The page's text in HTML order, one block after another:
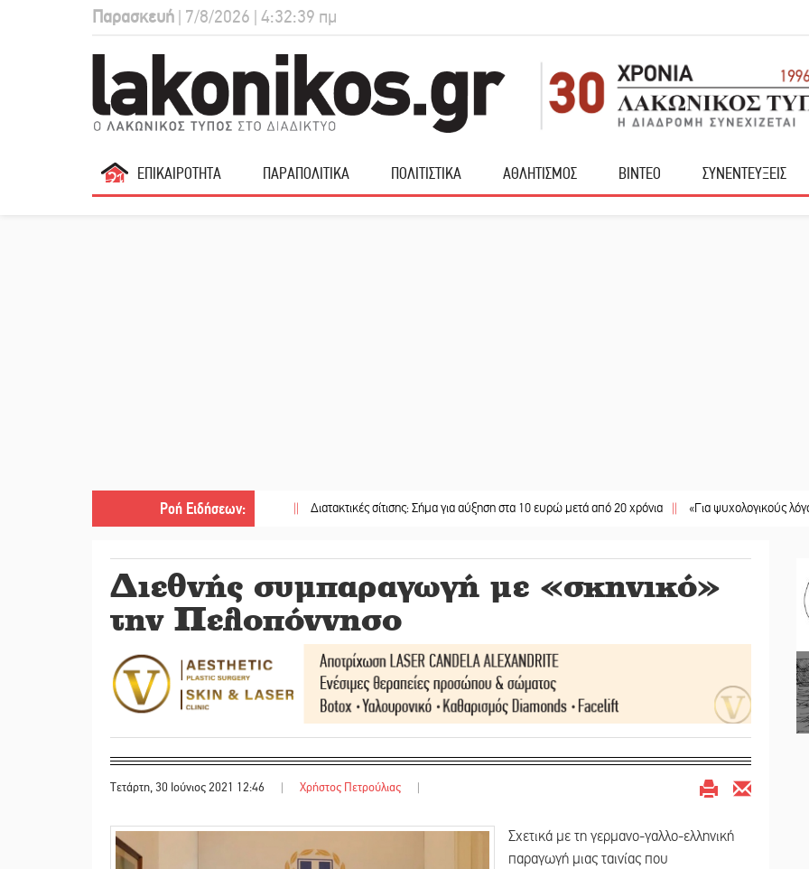
Παρασκευή | 7/8/2026 | 4:32:40 πμ
ΕΠΙΚΑΙΡΟΤΗΤΑ ΠΑΡΑΠΟΛΙΤΙΚΑ ΠΟΛΙΤΙΣΤΙΚΑ ΑΘΛΗΤΙΣΜΟΣ ΒΙΝΤΕΟ ΣΥΝΕΝΤΕΥΞΕΙΣ
Ροή Ειδήσεων:
|| Διατακτικές σίτισης: Σήμα για αύξηση στα 10 ευρώ μετά από 20 χρόνια || «Για ψυχολογικούς λόγους»
Διεθνής συμπαραγωγή με «σκηνικό»
την Πελοπόννησο
Τετάρτη, 30 Ιούνιος 2021 12:46 | Χρήστος Πετρούλιας |
Σχετικά με τη γερμανο-γαλλο-ελληνική
παραγωγή μιας ταινίας που